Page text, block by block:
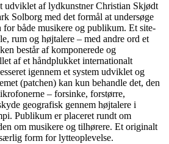
udviklet af lydkunstner Christian Skjødt
Solborg med det formål at undersøge
både musikere og publikum. Et site-
rum og højtalere – med andre ord et
består af komponerede og
af et håndplukket internationalt
igennem et system udviklet og
(patchen) kan kun behandle det, den
– forsinke, forstørre,
geografisk gennem højtalere i
Publikum er placeret rundt om
om musikere og tilhørere. Et originalt
form for lytteoplevelse.